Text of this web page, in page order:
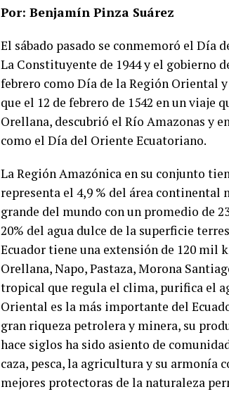
Por: Benjamín Pinza Suárez
El sábado pasado se conmemoró el Día
La Constituyente de 1944 y el gobierno
febrero como Día de la Región Oriental
que el 12 de febrero de 1542 en un viaje
Orellana, descubrió el Río Amazonas y
como el Día del Oriente Ecuatoriano.
La Región Amazónica en su conjunto
representa el 4,9 % del área continental
grande del mundo con un promedio de
20% del agua dulce de la superficie
Ecuador tiene una extensión de 120 mil
Orellana, Napo, Pastaza, Morona
tropical que regula el clima, purifica el
Oriental es la más importante del
gran riqueza petrolera y minera, su
hace siglos ha sido asiento de
caza, pesca, la agricultura y su armonía
mejores protectoras de la naturaleza